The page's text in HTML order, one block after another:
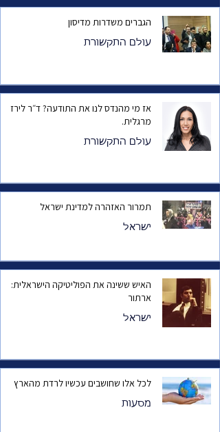
הגברים משדרות מדיסון
עולם התקשורת
אז מי מהנדס לנו את התודעה? ד״ר לירז
מרגלית.
עולם התקשורת
תמרור האזהרה למדינת ישראל
ישראל
האיש ששינה את הפוליטיקה הישראלית:
ארתור
ישראל
לכל אלו שחושבים עכשיו לרדת מהארץ
מסעות